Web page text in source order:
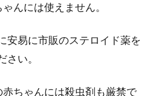
んには使えません。
安易に市販のステロイド薬を
い。
ちゃんには殺虫剤も厳禁で